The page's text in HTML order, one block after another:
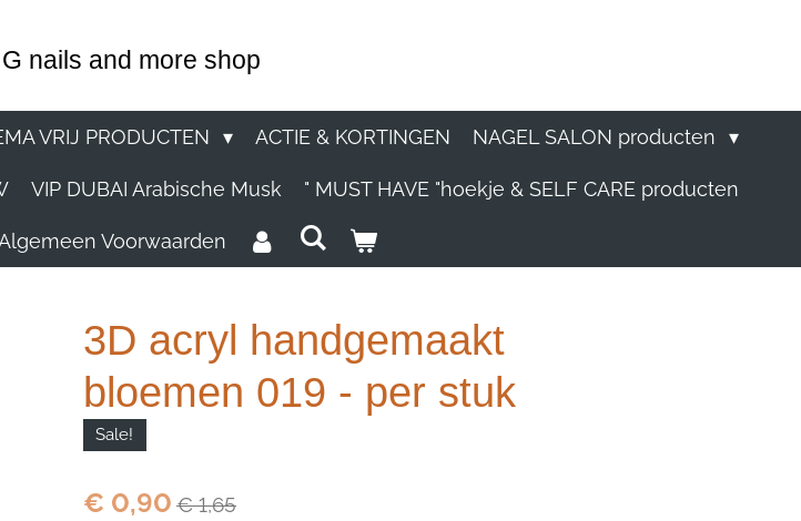
nails and more shop
VRIJ PRODUCTEN ACTIE & KORTINGEN NAGEL SALON producten
VIP DUBAI Arabische Musk " MUST HAVE "hoekje & SELF CARE producten
Voorwaarden
3D acryl handgemaakt
bloemen 019 - per stuk
Sale!
€ 0,90 € 1,65